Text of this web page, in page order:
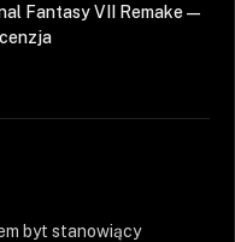
Fantasy VII Remake —
byt stanowiący